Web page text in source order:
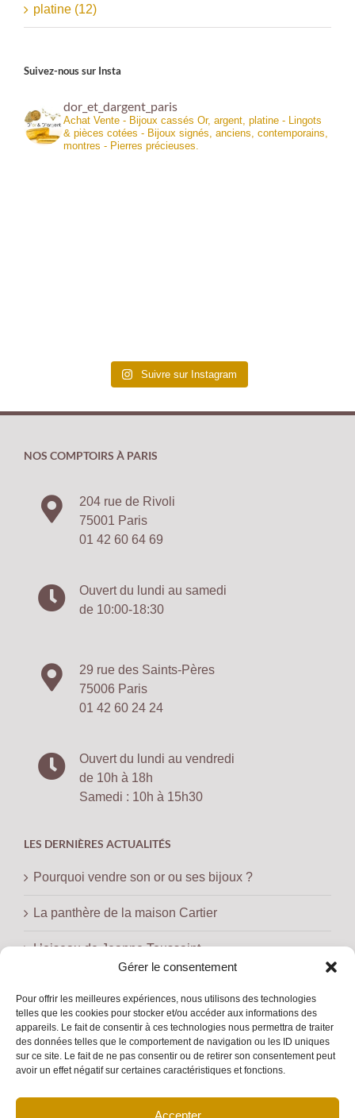
Gérer le consentement
Pour offrir les meilleures expériences, nous utilisons des technologies
telles que les cookies pour stocker et/ou accéder aux informations des
appareils. Le fait de consentir à ces technologies nous permettra de traiter
des données telles que le comportement de navigation ou les ID uniques
sur ce site. Le fait de ne pas consentir ou de retirer son consentement peut
avoir un effet négatif sur certaines caractéristiques et fonctions.
Accepter
platine (12)
Suivez-nous sur Insta
dor_et_dargent_paris
Achat Vente - Bijoux cassés Or, argent, platine - Lingots
& pièces cotées - Bijoux signés, anciens, contemporains,
montres - Pierres précieuses.
Suivre sur Instagram
NOS COMPTOIRS À PARIS
204 rue de Rivoli
75001 Paris
01 42 60 64 69
Ouvert du lundi au samedi
de 10:00-18:30
29 rue des Saints-Pères
75006 Paris
01 42 60 24 24
Ouvert du lundi au vendredi
de 10h à 18h
Samedi : 10h à 15h30
LES DERNIÈRES ACTUALITÉS
Pourquoi vendre son or ou ses bijoux ?
La panthère de la maison Cartier
L’oiseau de Jeanne Toussaint
MENTIONS LÉGALES
Recupor
RCS de Paris : 511 433 146
N° de gestion 2009 B 05887
SARL au capital de 250 000 EUR.
Activités : Bijouterie et métaux précieux